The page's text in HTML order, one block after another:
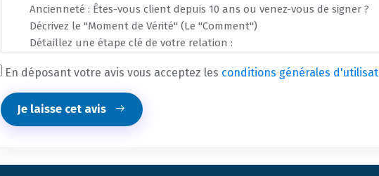
En déposant votre avis vous acceptez les conditions générales
Je laisse cet avis